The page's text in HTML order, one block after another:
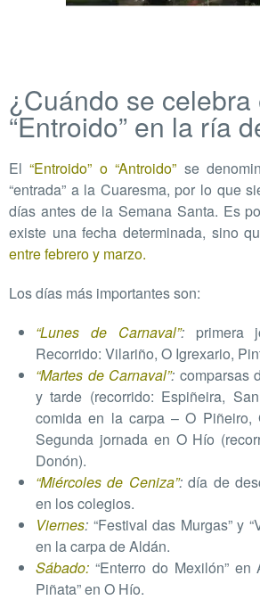
¿Cuándo se celebra
“Entroido” en la ría
El“Entroido” o “Antroido” se
“entrada” a la Cuaresma, por lo que
días antes de la Semana Santa. Es
existe una fecha determinada, sino
entre febrero y marzo.
Los días más importantes son:
“Lunes de Carnaval”: primera
Recorrido: Vilariño, O Igrexario,
“Martes de Carnaval”: comparsas
y tarde (recorrido: Espiñeira,
comida en la carpa – O Piñeiro,
Segunda jornada en O Hío
Donón).
“Miércoles de Ceniza”:día de
en los colegios.
Viernes: “Festival das Murgas” y
en la carpa de Aldán.
Sábado: “Enterro do Mexilón”
Piñata” en O Hío.